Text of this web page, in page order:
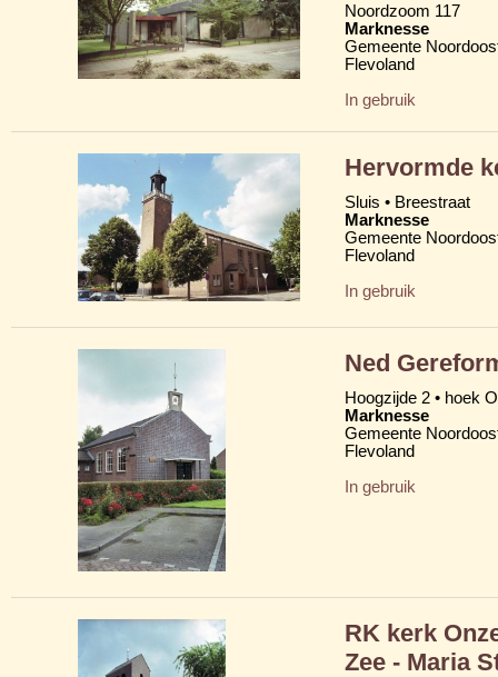
Noordzoom 117
Marknesse
Gemeente
Flevoland
In gebruik
Hervormde
Sluis • Breestraat
Marknesse
Gemeente
Flevoland
In gebruik
Ned
Hoogzijde 2 • hoek
Marknesse
Gemeente
Flevoland
In gebruik
RK kerk
Zee - Maria